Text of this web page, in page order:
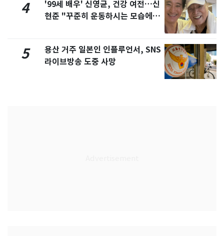
4
'99세 배우' 신영균, 건강 여전…신
현준 "꾸준히 운동하시는 모습에 큰
5
용산 거주 일본인 인플루언서, SNS
라이브방송 도중 사망